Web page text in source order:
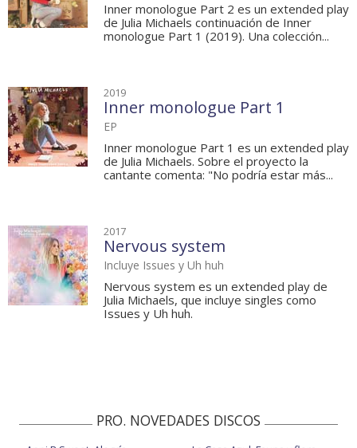
Inner monologue Part 2 es un extended play
de Julia Michaels continuación de Inner
monologue Part 1 (2019). Una colección...
2019
Inner monologue Part 1
EP
Inner monologue Part 1 es un extended play
de Julia Michaels. Sobre el proyecto la
cantante comenta: "No podría estar más...
2017
Nervous system
Incluye Issues y Uh huh
Nervous system es un extended play de
Julia Michaels, que incluye singles como
Issues y Uh huh.
PRO. NOVEDADES DISCOS